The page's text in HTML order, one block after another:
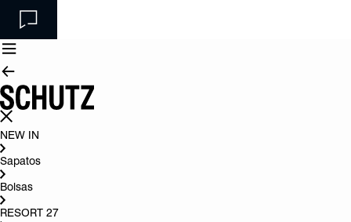
NEW IN
Sapatos
Bolsas
RESORT 27